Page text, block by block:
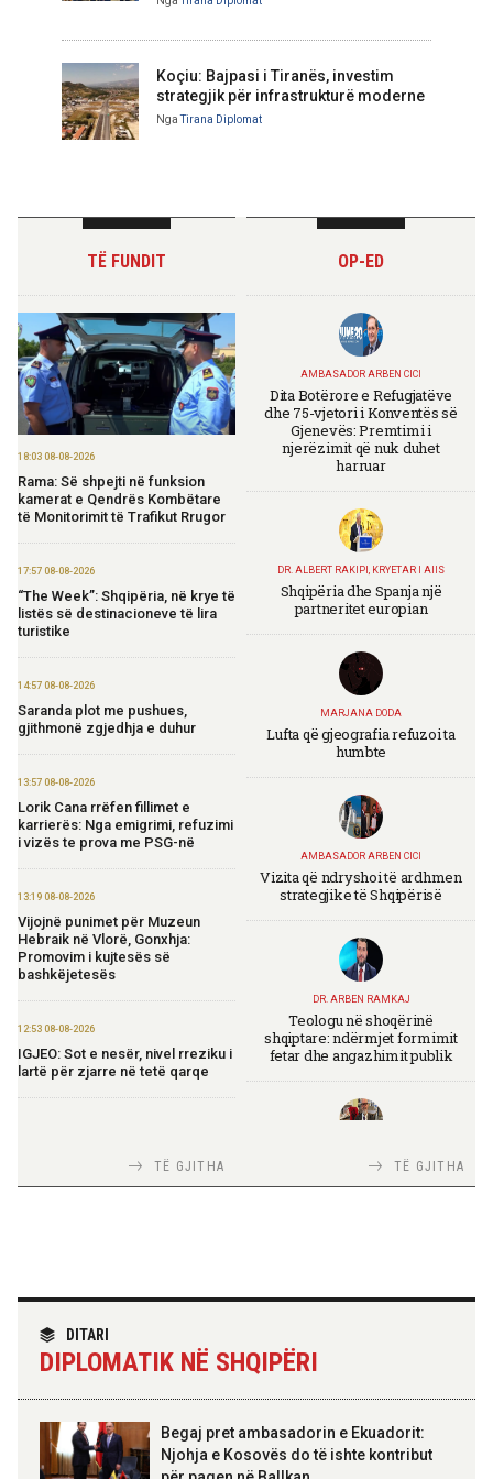
Koçiu: Bajpasi i Tiranës, investim
strategjik për infrastrukturë moderne
Nga Tirana Diplomat
TË FUNDIT
18:03 08-08-2026
Rama: Së shpejti në funksion
kamerat e Qendrës Kombëtare
të Monitorimit të Trafikut Rrugor
17:57 08-08-2026
“The Week”: Shqipëria, në krye të
listës së destinacioneve të lira
turistike
14:57 08-08-2026
Saranda plot me pushues,
gjithmonë zgjedhja e duhur
13:57 08-08-2026
Lorik Cana rrëfen fillimet e
karrierës: Nga emigrimi, refuzimi
i vizës te prova me PSG-në
13:19 08-08-2026
Vijojnë punimet për Muzeun
Hebraik në Vlorë, Gonxhja:
Promovim i kujtesës së
bashkëjetesës
12:53 08-08-2026
IGJEO: Sot e nesër, nivel rreziku i
lartë për zjarre në tetë qarqe
seminari i leximit mbi librin e Xi
Jinpingut për qeverisjen e Kinës
“Made in Albania”
09:24 08-08-2026
Ambasadori Wendt do të
Trump për siguri të përbashkët
TË GJITHA
OP-ED
AMBASADOR ARBEN CICI
Dita Botërore e Refugjatëve
dhe 75-vjetori i Konventës së
Gjenevës: Premtimi i
njerëzimit që nuk duhet
harruar
DR. ALBERT RAKIPI, KRYETAR I AIIS
Shqipëria dhe Spanja një
partneritet europian
MARJANA DODA
Lufta që gjeografia refuzoi ta
humbte
AMBASADOR ARBEN CICI
Vizita që ndryshoi të ardhmen
strategjike të Shqipërisë
DR. ARBEN RAMKAJ
Teologu në shoqërinë
shqiptare: ndërmjet formimit
fetar dhe angazhimit publik
TIRANA DIPLOMAT
TIRANA DIPLOMAT
Skënderbeut dhe Ismail
TË GJITHA
DITARI
DIPLOMATIK NË SHQIPËRI
Begaj pret ambasadorin e Ekuadorit:
Njohja e Kosovës do të ishte kontribut